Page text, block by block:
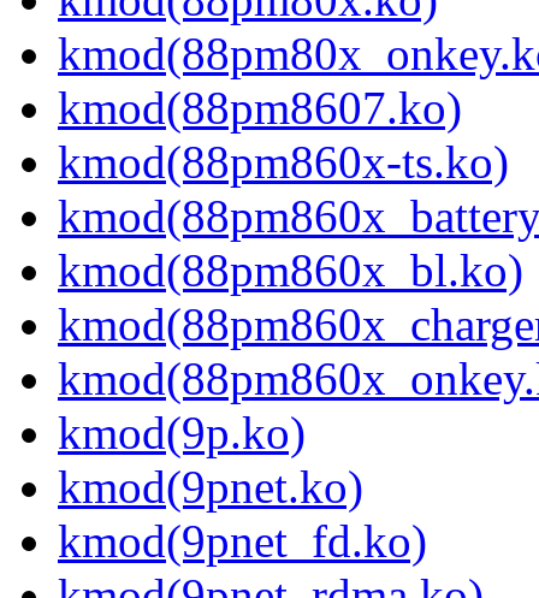
kmod(88pm8607.ko)
kmod(88pm860x-ts.ko)
kmod(88pm860x_bl.ko)
kmod(9p.ko)
kmod(9pnet.ko)
kmod(9pnet_fd.ko)